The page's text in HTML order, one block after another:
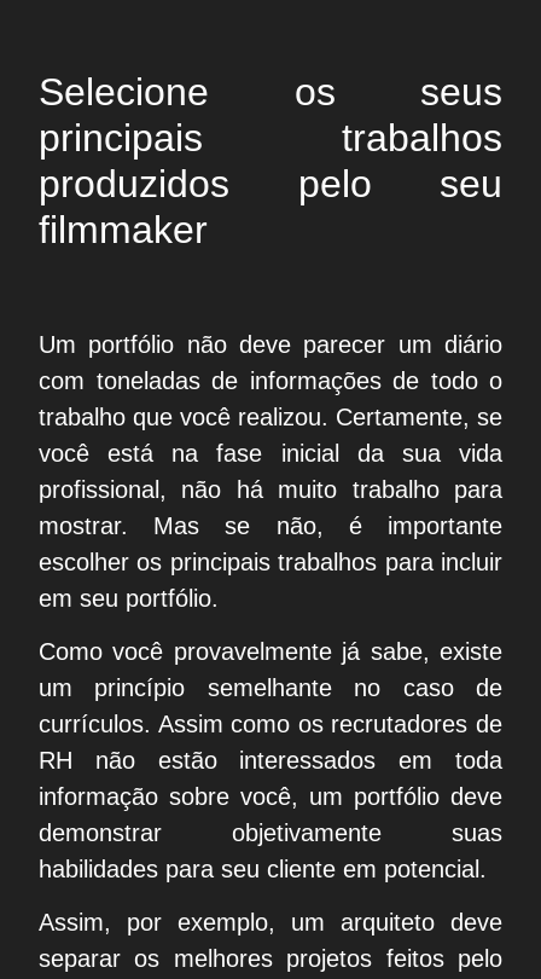
Selecione os seus
principais trabalhos
produzidos pelo seu
filmmaker
Um portfólio não deve parecer um diário
com toneladas de informações de todo o
trabalho que você realizou. Certamente, se
você está na fase inicial da sua vida
profissional, não há muito trabalho para
mostrar. Mas se não, é importante
escolher os principais trabalhos para incluir
em seu portfólio.
Como você provavelmente já sabe, existe
um princípio semelhante no caso de
currículos. Assim como os recrutadores de
RH não estão interessados ​​em toda
informação sobre você, um portfólio deve
demonstrar objetivamente suas
habilidades para seu cliente em potencial.
Assim, por exemplo, um arquiteto deve
separar os melhores projetos feitos pelo